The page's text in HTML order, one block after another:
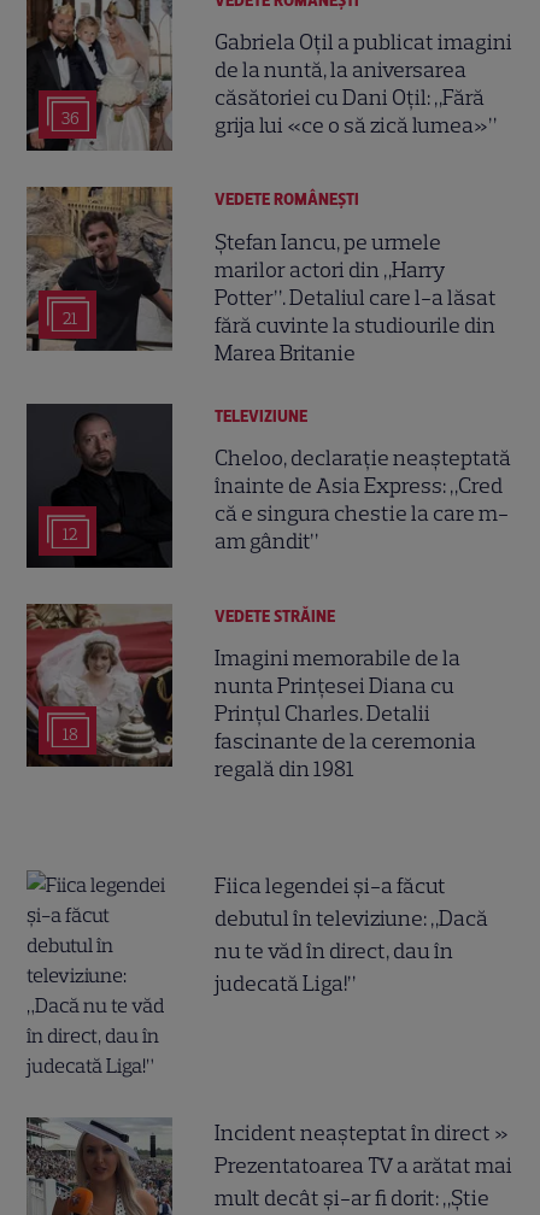
36
Gabriela Oțil a publicat imagini
de la nuntă, la aniversarea
căsătoriei cu Dani Oțil: „Fără
grija lui «ce o să zică lumea»”
21
VEDETE ROMÂNEŞTI
Ștefan Iancu, pe urmele
marilor actori din „Harry
Potter”. Detaliul care l-a lăsat
fără cuvinte la studiourile din
Marea Britanie
12
TELEVIZIUNE
Cheloo, declarație neașteptată
înainte de Asia Express: „Cred
că e singura chestie la care m-
am gândit”
18
VEDETE STRĂINE
Imagini memorabile de la
nunta Prințesei Diana cu
Prințul Charles. Detalii
fascinante de la ceremonia
regală din 1981
Fiica legendei și-a făcut
debutul în televiziune: „Dacă
nu te văd în direct, dau în
judecată Liga!”
Incident neașteptat în direct »
Prezentatoarea TV a arătat mai
mult decât și-ar fi dorit: „Știe